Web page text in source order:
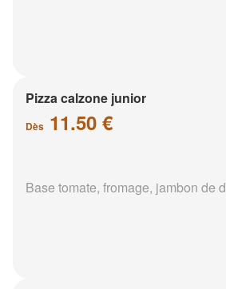
Pizza calzone junior
Dès 11.50 €
Base tomate, fromage, jambon de